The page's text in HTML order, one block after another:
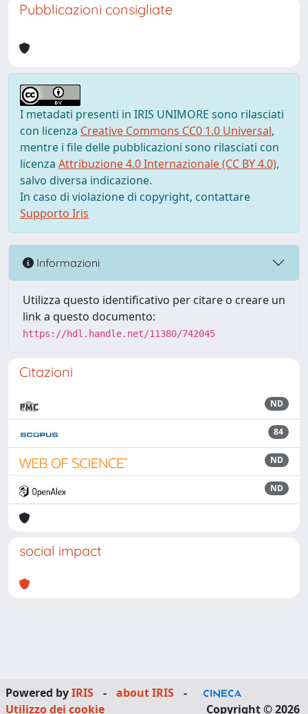
Pubblicazioni consigliate
I metadati presenti in IRIS UNIMORE sono rilasciati
con licenza Creative Commons CC0 1.0 Universal,
mentre i file delle pubblicazioni sono rilasciati con
licenza Attribuzione 4.0 Internazionale (CC BY 4.0),
salvo diversa indicazione.
In caso di violazione di copyright, contattare
Supporto Iris
Informazioni
Utilizza questo identificativo per citare o creare un
link a questo documento:
https://hdl.handle.net/11380/742045
Citazioni
ND
84
ND
ND
social impact
Powered byIRIS - about IRIS
-
Utilizzo dei cookie
Copyright © 2026